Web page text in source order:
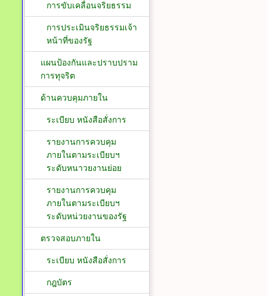
การขับเคลื่อนจริยธรรม
การประเมินจริยธรรมเจ้า
หน้าที่ของรัฐ
แผนป้องกันและปราบปราม
การทุจริต
ด้านควบคุมภายใน
ระเบียบ หนังสือสั่งการ
รายงานการควบคุม
ภายในตามระเบียบฯ
ระดับหนาวยงานย่อย
รายงานการควบคุม
ภายในตามระเบียบฯ
ระดับหน่วยงานของรัฐ
ตรวจสอบภายใน
ระเบียบ หนังสือสั่งการ
กฎบัตร